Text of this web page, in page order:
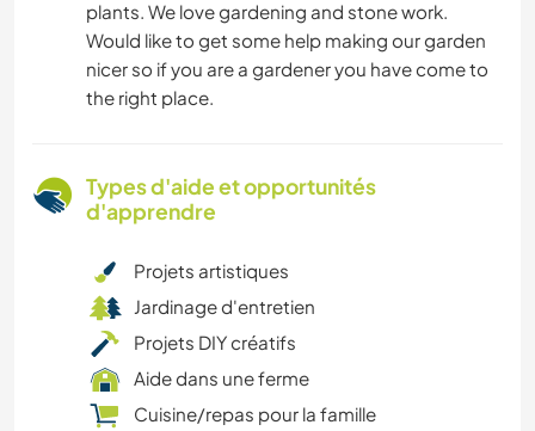
plants. We love gardening and stone work.
Would like to get some help making our garden
nicer so if you are a gardener you have come to
the right place.
Types d'aide et opportunités
d'apprendre
Projets artistiques
Jardinage d'entretien
Projets DIY créatifs
Aide dans une ferme
Cuisine/repas pour la famille